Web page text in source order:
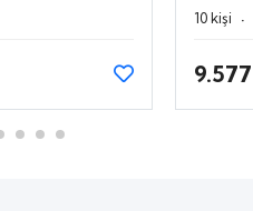
10 kişi
·